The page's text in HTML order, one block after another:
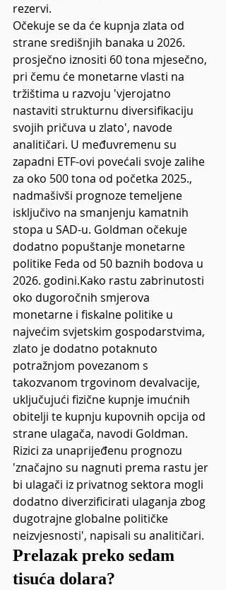
rezervi.
Očekuje se da će kupnja zlata od
strane središnjih banaka u 2026.
prosječno iznositi 60 tona mjesečno,
pri čemu će monetarne vlasti na
tržištima u razvoju 'vjerojatno
nastaviti strukturnu diversifikaciju
svojih pričuva u zlato', navode
analitičari. U međuvremenu su
zapadni ETF-ovi povećali svoje zalihe
za oko 500 tona od početka 2025.,
nadmašivši prognoze temeljene
isključivo na smanjenju kamatnih
stopa u SAD-u. Goldman očekuje
dodatno popuštanje monetarne
politike Feda od 50 baznih bodova u
2026. godini.Kako rastu zabrinutosti
oko dugoročnih smjerova
monetarne i fiskalne politike u
najvećim svjetskim gospodarstvima,
zlato je dodatno potaknuto
potražnjom povezanom s
takozvanom trgovinom devalvacije,
uključujući fizične kupnje imućnih
obitelji te kupnju kupovnih opcija od
strane ulagača, navodi Goldman.
Rizici za unaprijeđenu prognozu
'značajno su nagnuti prema rastu jer
bi ulagači iz privatnog sektora mogli
dodatno diverzificirati ulaganja zbog
dugotrajne globalne političke
neizvjesnosti', napisali su analitičari.
Prelazak preko sedam
tisuća dolara?